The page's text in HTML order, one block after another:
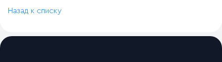
Назад к списку